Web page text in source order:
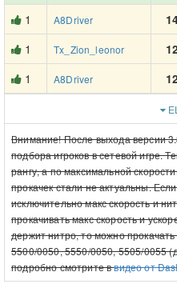
1
A8Driver
1
Tx_Zion_leonor
1
A8Driver
Внимание! После выхода версии
подбора игроков в сетевой игре.
рангу, а по максимальной
прокачек стали не актуальны.
исключительно макс скорость и
прокачивать макс скорость и
держит нитро, то можно
5500/0050, 5550/0050, 5505/0055
подробно смотрите ввидео от